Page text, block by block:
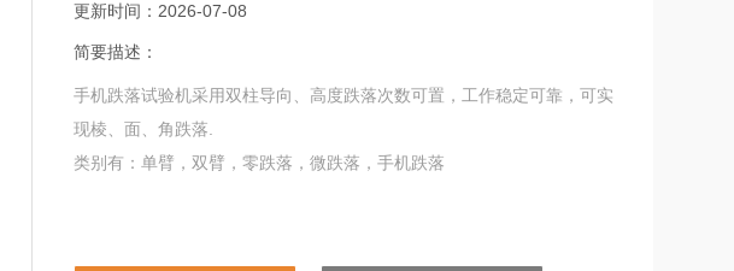
更新时间：2026-07-08
简要描述：
手机跌落试验机采用双柱导向、高度跌落次数可置，工作稳定可靠，可实
现棱、面、角跌落.
类别有：单臂，双臂，零跌落，微跌落，手机跌落